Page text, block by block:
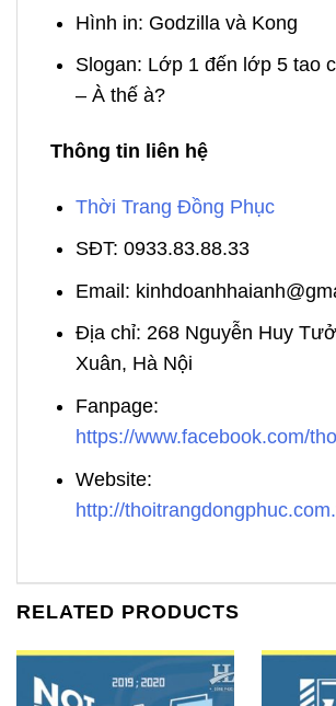
Hình in: Godzilla và Kong
Slogan: Lớp 1 đến lớp 5 tao
– À thế à?
Thông tin liên hệ
Thời Trang Đồng Phục
SĐT: 0933.83.88.33
Email:
Địa chỉ: 268 Nguyễn Huy
Xuân, Hà Nội
Fanpage:
https://www.facebook.com/
Website:
http://
RELATED PRODUCTS